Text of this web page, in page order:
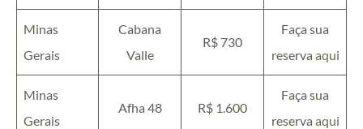
Minas
Gerais
Cabana
Valle
R$ 730
Faça sua
reserva aqui
Minas
Gerais
Afha 48 R$ 1.600
Faça sua
reserva aqui